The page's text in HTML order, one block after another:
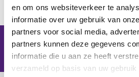
en om ons websiteverkeer te
informatie over uw gebruik van
partners voor social media,
partners kunnen deze gegevens
informatie die u aan ze heeft
verzameld op basis van uw gebruik
1 2 »